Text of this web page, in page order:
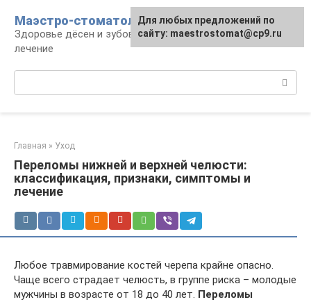
контенту
Маэстро-стоматолог
Здоровье дёсен и зубов, диагностика и
лечение
Главная » Уход
Переломы нижней и верхней челюсти:
классификация, признаки, симптомы и
лечение
Любое травмирование костей черепа крайне опасно.
Чаще всего страдает челюсть, в группе риска – молодые
мужчины в возрасте от 18 до 40 лет. Переломы
Для любых предложений по
сайту: maestrostomat@cp9.ru